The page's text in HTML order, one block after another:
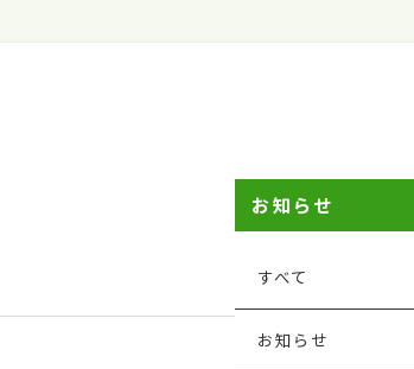
お知らせ
すべて
お知らせ